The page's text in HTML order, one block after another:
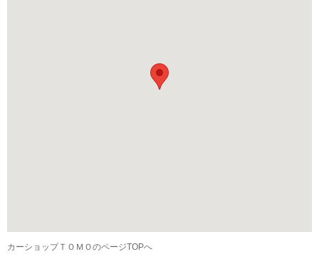
カーショップＴＯＭＯのページTOPへ